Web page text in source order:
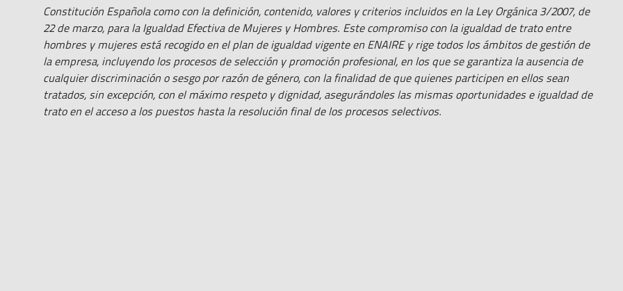
Constitución Española como con la definición, contenido, valores y criterios incluidos en la Ley Orgánica 3/2007, de
22 de marzo, para la Igualdad Efectiva de Mujeres y Hombres. Este compromiso con la igualdad de trato entre
hombres y mujeres está recogido en el plan de igualdad vigente en ENAIRE y rige todos los ámbitos de gestión de
la empresa, incluyendo los procesos de selección y promoción profesional, en los que se garantiza la ausencia de
cualquier discriminación o sesgo por razón de género, con la finalidad de que quienes participen en ellos sean
tratados, sin excepción, con el máximo respeto y dignidad, asegurándoles las mismas oportunidades e igualdad de
trato en el acceso a los puestos hasta la resolución final de los procesos selectivos.